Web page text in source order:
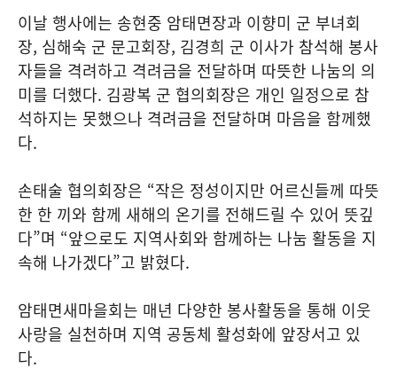
이날 행사에는 송현중 암태면장과 이향미 군 부녀회
장, 심해숙 군 문고회장, 김경희 군 이사가 참석해 봉사
자들을 격려하고 격려금을 전달하며 따뜻한 나눔의 의
미를 더했다. 김광복 군 협의회장은 개인 일정으로 참
석하지는 못했으나 격려금을 전달하며 마음을 함께했
다.
손태술 협의회장은 “작은 정성이지만 어르신들께 따뜻
한 한 끼와 함께 새해의 온기를 전해드릴 수 있어 뜻깊
다”며 “앞으로도 지역사회와 함께하는 나눔 활동을 지
속해 나가겠다”고 밝혔다.
암태면새마을회는 매년 다양한 봉사활동을 통해 이웃
사랑을 실천하며 지역 공동체 활성화에 앞장서고 있
다.